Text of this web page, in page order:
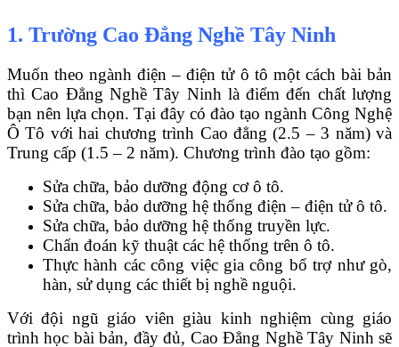
1. Trường Cao Đẳng Nghề Tây Ninh
Muốn theo ngành điện – điện tử ô tô một cách bài bản
thì Cao Đẳng Nghề Tây Ninh là điểm đến chất lượng
bạn nên lựa chọn. Tại đây có đào tạo ngành Công Nghệ
Ô Tô với hai chương trình Cao đẳng (2.5 – 3 năm) và
Trung cấp (1.5 – 2 năm). Chương trình đào tạo gồm:
Sửa chữa, bảo dưỡng động cơ ô tô.
Sửa chữa, bảo dưỡng hệ thống điện – điện tử ô tô.
Sửa chữa, bảo dưỡng hệ thống truyền lực.
Chẩn đoán kỹ thuật các hệ thống trên ô tô.
Thực hành các công việc gia công bổ trợ như gò,
hàn, sử dụng các thiết bị nghề nguội.
Với đội ngũ giáo viên giàu kinh nghiệm cùng giáo
trình học bài bản, đầy đủ, Cao Đẳng Nghề Tây Ninh sẽ